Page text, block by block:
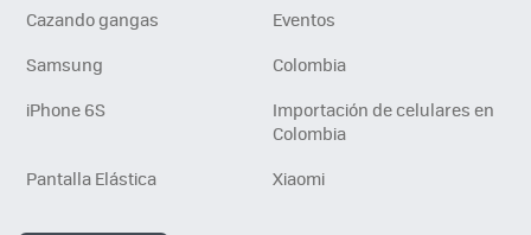
Cazando gangas
Eventos
Samsung
Colombia
iPhone 6S
Importación de celulares en
Colombia
Pantalla Elástica
Xiaomi